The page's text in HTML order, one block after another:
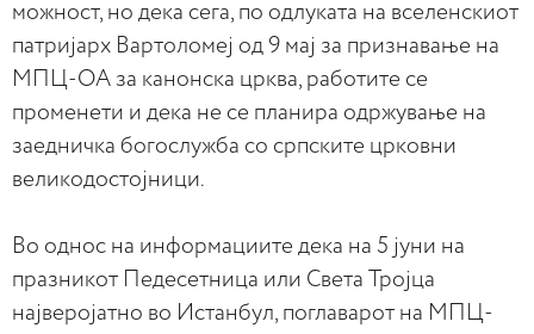
можност, но дека сега, по одлуката на вселенскиот
патријарх Вартоломеј од 9 мај за признавање на
МПЦ-ОА за канонска црква, работите се
променети и дека не се планира одржување на
заедничка богослужба со српските црковни
великодостојници.
Во однос на информациите дека на 5 јуни на
празникот Педесетница или Света Тројца
најверојатно во Истанбул, поглаварот на МПЦ-